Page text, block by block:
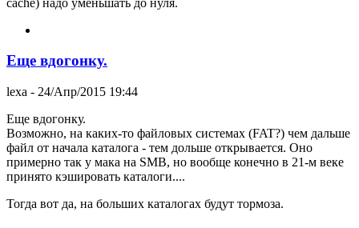
Еще вдогонку.
lexa - 24/Апр/2015 19:44
Еще вдогонку.
Возможно, на каких-то файловых системах (FAT?) чем дальше
файл от начала каталога - тем дольше открывается. Оно
примерно так у мака на SMB, но вообще конечно в 21-м веке
принято кэшировать каталоги....
Тогда вот да, на больших каталогах будут тормоза.